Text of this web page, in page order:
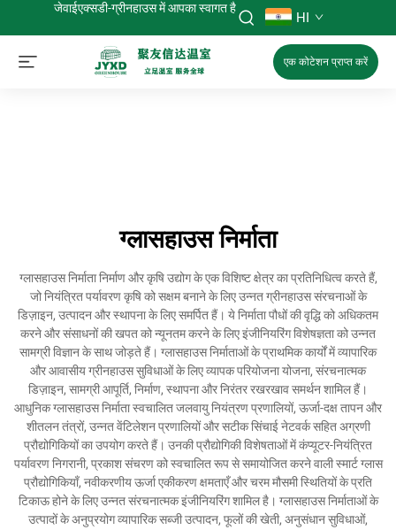
जेवाईएक्सडी-ग्रीनहाउस में आपका स्वागत है
HI
एक कोटेशन प्राप्त करें
ग्लासहाउस निर्माता
ग्लासहाउस निर्माता निर्माण और कृषि उद्योग के एक विशिष्ट क्षेत्र का प्रतिनिधित्व करते हैं,
जो नियंत्रित पर्यावरण कृषि को सक्षम बनाने के लिए उन्नत ग्रीनहाउस संरचनाओं के
डिज़ाइन, उत्पादन और स्थापना के लिए समर्पित हैं। ये निर्माता पौधों की वृद्धि को अधिकतम
करने और संसाधनों की खपत को न्यूनतम करने के लिए इंजीनियरिंग विशेषज्ञता को उन्नत
सामग्री विज्ञान के साथ जोड़ते हैं। ग्लासहाउस निर्माताओं के प्राथमिक कार्यों में व्यापारिक
और आवासीय ग्रीनहाउस सुविधाओं के लिए व्यापक परियोजना योजना, संरचनात्मक
डिज़ाइन, सामग्री आपूर्ति, निर्माण, स्थापना और निरंतर रखरखाव समर्थन शामिल हैं।
आधुनिक ग्लासहाउस निर्माता स्वचालित जलवायु नियंत्रण प्रणालियों, ऊर्जा-दक्ष तापन और
शीतलन तंत्रों, उन्नत वेंटिलेशन प्रणालियों और सटीक सिंचाई नेटवर्क सहित अग्रणी
प्रौद्योगिकियों का उपयोग करते हैं। उनकी प्रौद्योगिकी विशेषताओं में कंप्यूटर-नियंत्रित
पर्यावरण निगरानी, प्रकाश संचरण को स्वचालित रूप से समायोजित करने वाली स्मार्ट ग्लास
प्रौद्योगिकियाँ, नवीकरणीय ऊर्जा एकीकरण क्षमताएँ और चरम मौसमी स्थितियों के प्रति
टिकाऊ होने के लिए उन्नत संरचनात्मक इंजीनियरिंग शामिल है। ग्लासहाउस निर्माताओं के
उत्पादों के अनुप्रयोग व्यापारिक सब्जी उत्पादन, फूलों की खेती, अनुसंधान सुविधाओं,